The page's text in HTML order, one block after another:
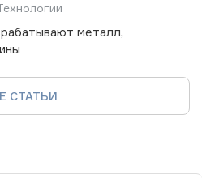
металл,
СТАТЬИ